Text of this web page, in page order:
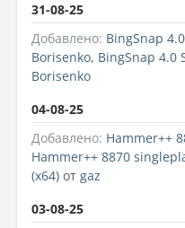
31-08-25
Добавлено: BingSnap
Borisenko, BingSnap 4.0
Borisenko
04-08-25
Добавлено: Hammer++
Hammer++ 8870
(x64) от gaz
03-08-25